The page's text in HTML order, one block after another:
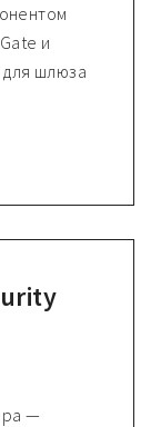
и
для шлюза
—